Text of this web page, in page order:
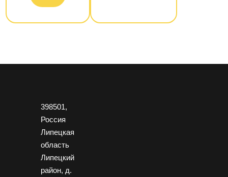
398501,
Россия
Липецкая
область
Липецкий
район, д.